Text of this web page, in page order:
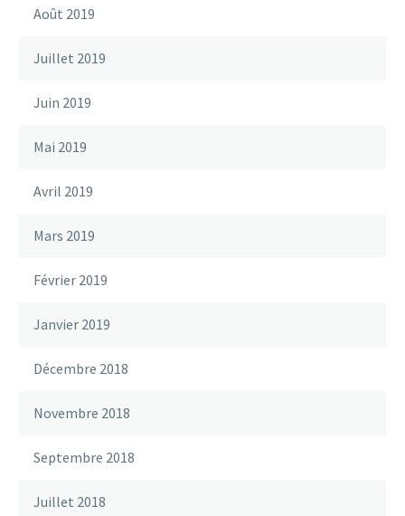
Août 2019
Juillet 2019
Juin 2019
Mai 2019
Avril 2019
Mars 2019
Février 2019
Janvier 2019
Décembre 2018
Novembre 2018
Septembre 2018
Juillet 2018